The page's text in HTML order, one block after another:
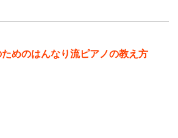
めのはんなり流ピアノの教え方